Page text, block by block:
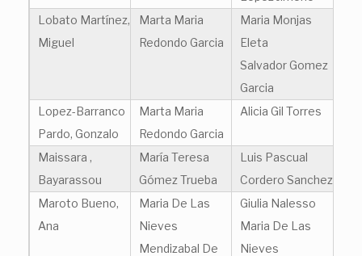
Lobato Martínez,
Miguel
Marta Maria
Redondo Garcia
Maria Monjas
Eleta
Salvador Gomez
Garcia
Lopez-Barranco
Pardo, Gonzalo
Marta Maria
Redondo Garcia
Alicia Gil Torres
Maissara ,
Bayarassou
María Teresa
Gómez Trueba
Luis Pascual
Cordero Sanchez
Maroto Bueno,
Ana
Maria De Las
Nieves
Mendizabal De
Giulia Nalesso
Maria De Las
Nieves